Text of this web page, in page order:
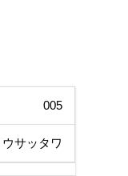
005
ウサッタワ